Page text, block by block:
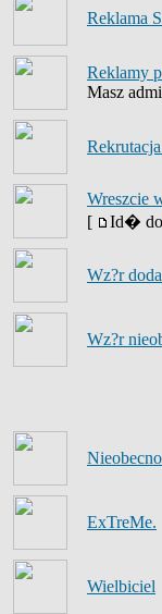
Reklama
Reklamy
Masz
Wreszcie
[
Id� do
Wz?r
Wz?r
ExTreMe.
Wielbiciel